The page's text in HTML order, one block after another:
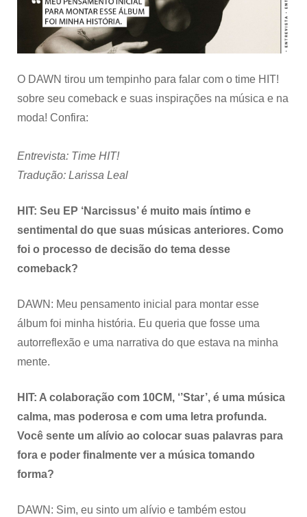
e
moda
O DAWN tirou um tempinho para falar com o time HIT!
sobre seu comeback e suas inspirações na música e na
moda! Confira:
Entrevista: Time HIT!
Tradução: Larissa Leal
HIT: Seu EP ‘Narcissus’ é muito mais íntimo e
sentimental do que suas músicas anteriores. Como
foi o processo de decisão do tema desse
comeback?
DAWN: Meu pensamento inicial para montar esse
álbum foi minha história. Eu queria que fosse uma
autorreflexão e uma narrativa do que estava na minha
mente.
HIT: A colaboração com 10CM, ‘’Star’, é uma música
calma, mas poderosa e com uma letra profunda.
Você sente um alívio ao colocar suas palavras para
fora e poder finalmente ver a música tomando
forma?
DAWN: Sim, eu sinto um alívio e também estou